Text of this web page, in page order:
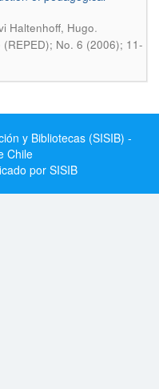
Haltenhoff, Hugo.
No. 6 (2006); 11-
y Bibliotecas (SISIB) -
Chile
por SISIB